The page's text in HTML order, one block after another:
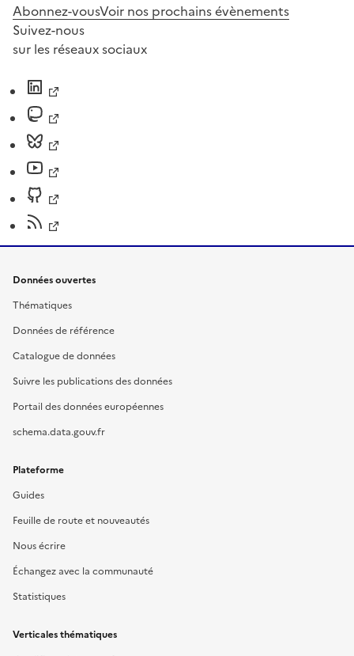
Abonnez-vousVoir nos prochains évènements
Suivez-nous
sur les réseaux sociaux
Données ouvertes
Thématiques
Données de référence
Catalogue de données
Suivre les publications des données
Portail des données européennes
schema.data.gouv.fr
Plateforme
Guides
Feuille de route et nouveautés
Nous écrire
Échangez avec la communauté
Statistiques
Verticales thématiques